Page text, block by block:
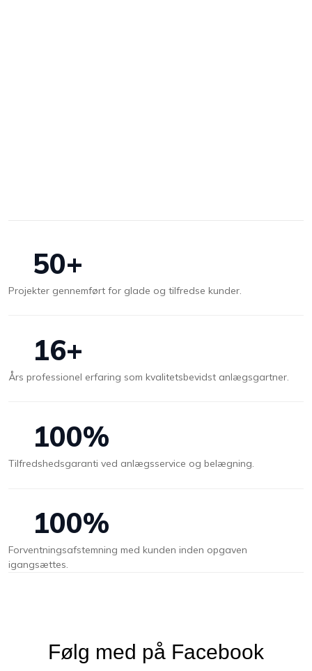
50+
Projekter gennemført for glade og tilfredse kunder.
16+
Års professionel erfaring som kvalitetsbevidst anlægsgartner.
100%
Tilfredshedsgaranti ved anlægsservice og belægning.
100%
Forventningsafstemning med kunden inden opgaven
igangsættes.
Følg med på Facebook